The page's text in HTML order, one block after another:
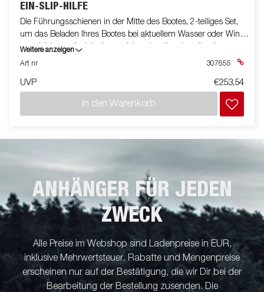
EIN-SLIP-HILFE
Die Führungsschienen in der Mitte des Bootes, 2-teiliges Set,
um das Beladen Ihres Bootes bei aktuellem Wasser oder Wind
zu erleichtern, funktionieren nicht mit selbsteinstellender
Halterung, Superrollen oder gerader Querstange.
Weitere anzeigen
Art nr
307655
UVP €253,54
In den Warenkorb
ANHÄNGER FÜR JEDEN
ZWECK
Alle Preise im Webshop sind Ladenpreise in EUR,
inklusive Mehrwertsteuer. Rabatte und Mengenpreise
erscheinen nur auf der Bestätigung, die wir Dir bei der
Bearbeitung der Bestellung zusenden. Die